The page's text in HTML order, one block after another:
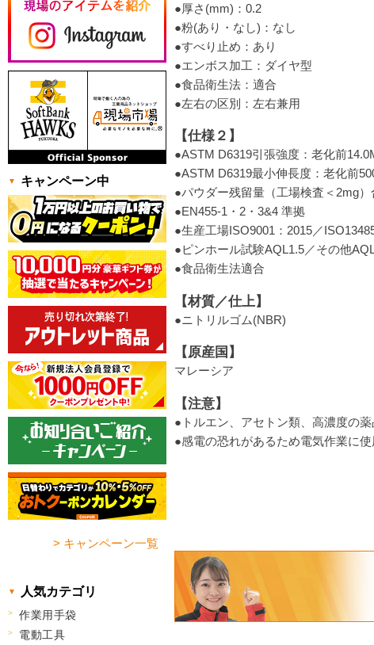
●厚さ(mm)：0.2
●粉(あり・なし)：なし
●すべり止め：あり
●エンボス加工：ダイヤ型
●食品衛生法：適合
●左右の区別：左右兼用
【仕様２】
●ASTM D6319引張強度：老化前
●ASTM D6319最小伸長度：老化前
●パウダー残留量（工場検査＜2mg）
●EN455-1・2・3&4 準拠
●生産工場ISO9001：2015／
●ピンホール試験AQL1.5／その他
●食品衛生法適合
【材質／仕上】
●ニトリルゴム(NBR)
【原産国】
マレーシア
【注意】
●トルエン、アセトン類、高濃度の
●感電の恐れがあるため電気作業に使
キャンペーン中
> キャンペーン一覧
人気カテゴリ
作業用手袋
電動工具